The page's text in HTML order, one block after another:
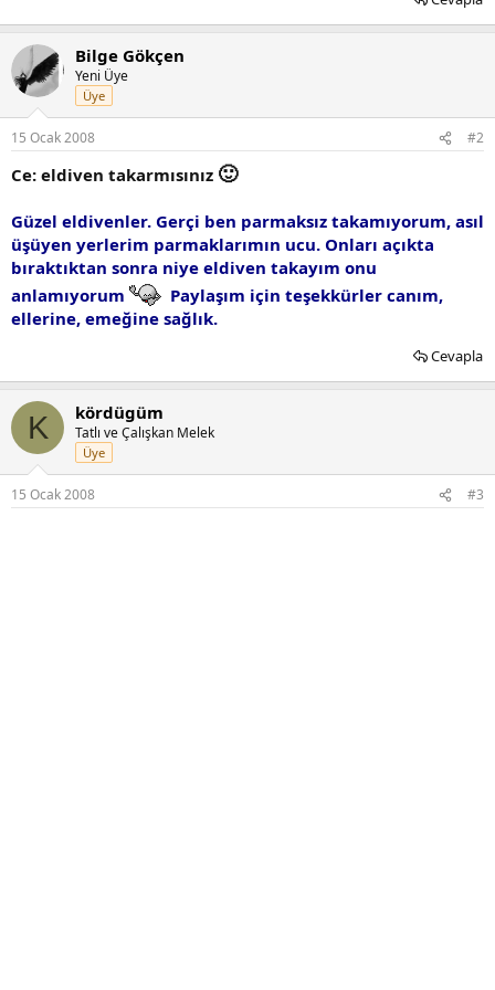
Bilge Gökçen
Yeni Üye
Üye
15 Ocak 2008 #2
Ce: eldiven takarmısınız 🙂
Güzel eldivenler. Gerçi ben parmaksız takamıyorum, asıl
üşüyen yerlerim parmaklarımın ucu. Onları açıkta
bıraktıktan sonra niye eldiven takayım onu
anlamıyorum
Paylaşım için teşekkürler canım,
ellerine, emeğine sağlık.
Cevapla
K kördügüm
Tatlı ve Çalışkan Melek
Üye
15 Ocak 2008 #3